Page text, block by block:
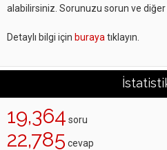
alabilirsiniz. Sorunuzu sorun ve diğer
Detaylı bilgi için buraya tıklayın.
19,364 soru
22,785 cevap